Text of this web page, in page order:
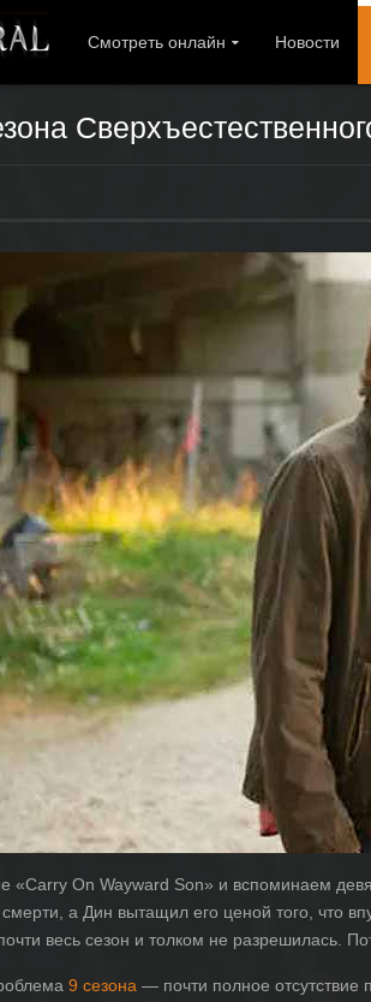
Смотреть онлайн Новости
«Carry On Wayward Son» и вспоминаем
а Дин вытащил его ценой того, что
весь сезон и толком не разрешилась.
9 сезона — почти полное